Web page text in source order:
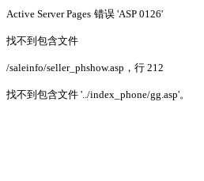
Active Server Pages 错误 'ASP 0126'
找不到包含文件
/saleinfo/seller_phshow.asp ，行 212
找不到包含文件 '../index_phone/gg.asp'。